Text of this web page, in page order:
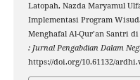
Latopah, Nazda Maryamul
Implementasi Program
Menghafal Al-Qur’an Santri
: Jurnal Pengabdian Dalam
https://doi.org/10.61132/